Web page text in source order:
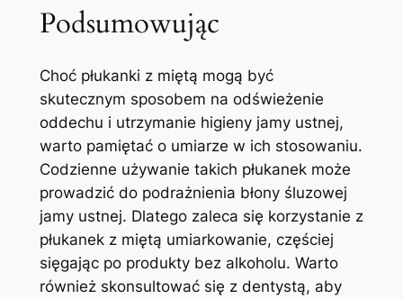
Podsumowując
Choć płukanki z miętą mogą być
skutecznym sposobem na odświeżenie
oddechu i utrzymanie higieny jamy ustnej,
warto pamiętać o umiarze w ich stosowaniu.
Codzienne używanie takich płukanek może
prowadzić do podrażnienia błony śluzowej
jamy ustnej. Dlatego zaleca się korzystanie z
płukanek z miętą umiarkowanie, częściej
sięgając po produkty bez alkoholu. Warto
również skonsultować się z dentystą, aby